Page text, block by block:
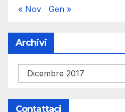
« Nov Gen »
Archivi
Archivi
Contattaci